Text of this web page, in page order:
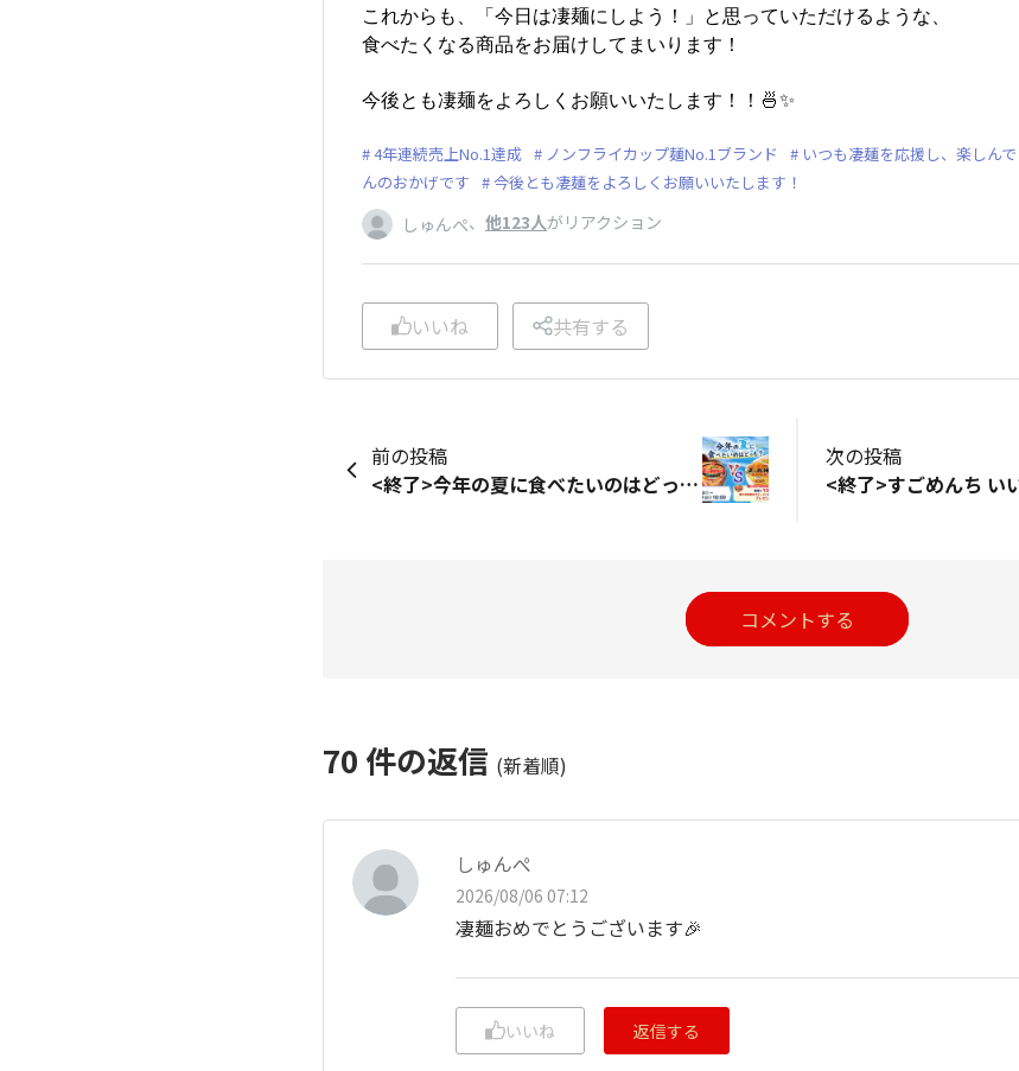
これからも、「今日は凄麺にしよう！」と思っていただけるような、
食べたくなる商品をお届けしてまいります！
今後とも凄麺をよろしくお願いいたします！！🍜✨
4年連続売上No.1達成 ノンフライカップ麺No.1ブランド
いつも凄麺を応援し、楽しん
んのおかげです
今後とも凄麺をよろしくお願いいたします！
しゅんぺ、 他123人がリアクション
いいね 共有する
前の投稿
<終了>今年の夏に食べたいのはどっち？ 夏の辛味噌ねぎラーメンVS夏の麻辣まぜそば
次の投稿
コメントする
70 件の返信 (新着順)
しゅんぺ
2026/08/06 07:12
凄麺おめでとうございます🎉
いいね 返信する